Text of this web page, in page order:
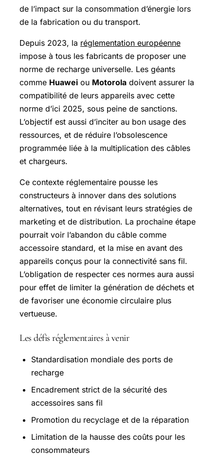
de l’impact sur la consommation d’énergie lors
de la fabrication ou du transport.
Depuis 2023, la réglementation européenne
impose à tous les fabricants de proposer une
norme de recharge universelle. Les géants
comme Huawei ou Motorola doivent assurer la
compatibilité de leurs appareils avec cette
norme d’ici 2025, sous peine de sanctions.
L’objectif est aussi d’inciter au bon usage des
ressources, et de réduire l’obsolescence
programmée liée à la multiplication des câbles
et chargeurs.
Ce contexte réglementaire pousse les
constructeurs à innover dans des solutions
alternatives, tout en révisant leurs stratégies de
marketing et de distribution. La prochaine étape
pourrait voir l’abandon du câble comme
accessoire standard, et la mise en avant des
appareils conçus pour la connectivité sans fil.
L’obligation de respecter ces normes aura aussi
pour effet de limiter la génération de déchets et
de favoriser une économie circulaire plus
vertueuse.
Les défis réglementaires à venir
Standardisation mondiale des ports de
recharge
Encadrement strict de la sécurité des
accessoires sans fil
Promotion du recyclage et de la réparation
Limitation de la hausse des coûts pour les
consommateurs